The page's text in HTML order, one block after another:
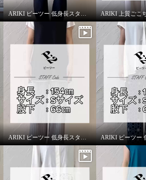
ARIKI ピーツー 低身長スタッフがはいてみました！
ARIKI ピーツー 低身長スタッフがはいてみました！